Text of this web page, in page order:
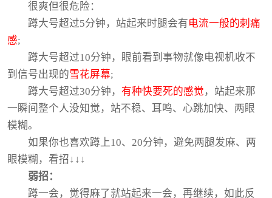
很爽但很危险：
蹲大号超过5分钟，站起来时腿会有电流一般的刺痛
感;
蹲大号超过10分钟，眼前看到事物就像电视机收不
到信号出现的雪花屏幕;
蹲大号超过30分钟， 有种快要死的感觉 ，站起来那
一瞬间整个人没知觉，站不稳、耳鸣、心跳加快、两眼
模糊。
如果你也喜欢蹲上10、20分钟，避免两腿发麻、两
眼模糊，看招↓↓↓
弱招：
蹲一会，觉得麻了就站起来一会，再继续，如此反